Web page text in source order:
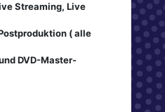
Streaming, Live
( alle
DVD-Master-